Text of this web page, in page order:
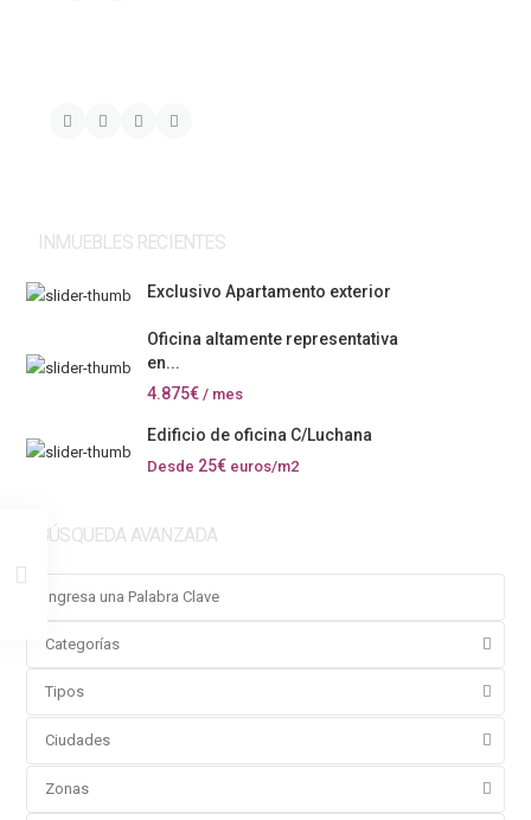
INMUEBLES RECIENTES
Exclusivo Apartamento exterior
Oficina altamente representativa
en...
4.875€ / mes
Edificio de oficina C/Luchana
Desde 25€ euros/m2
BÚSQUEDA AVANZADA
Categorías
Tipos
Ciudades
Zonas